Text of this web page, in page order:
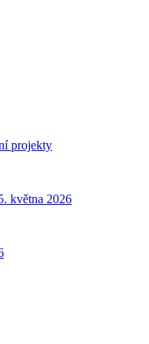
projekty
května 2026